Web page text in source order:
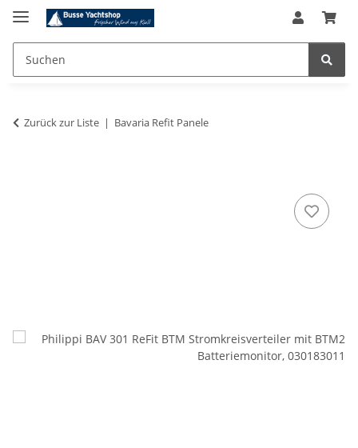
Zurück zur Liste Bavaria Refit Panele